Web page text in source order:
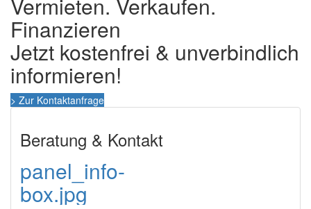
Finanzieren
Jetzt kostenfrei & unverbindlich
informieren!
> Zur Kontaktanfrage
Beratung & Kontakt
panel_info-
box.jpg